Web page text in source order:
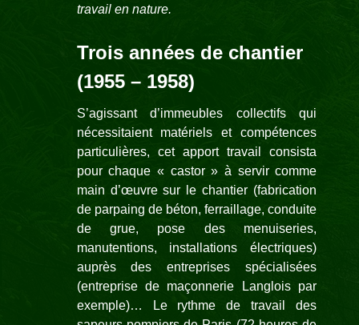
travail en nature.
Trois années de chantier
(1955 – 1958)
S’agissant d’immeubles collectifs qui
nécessitaient matériels et compétences
particulières, cet apport travail consista
pour chaque « castor » à servir comme
main d’œuvre sur le chantier (fabrication
de parpaing de béton, ferraillage, conduite
de grue, pose des menuiseries,
manutentions, installations électriques)
auprès des entreprises spécialisées
(entreprise de maçonnerie Langlois par
exemple)… Le rythme de travail des